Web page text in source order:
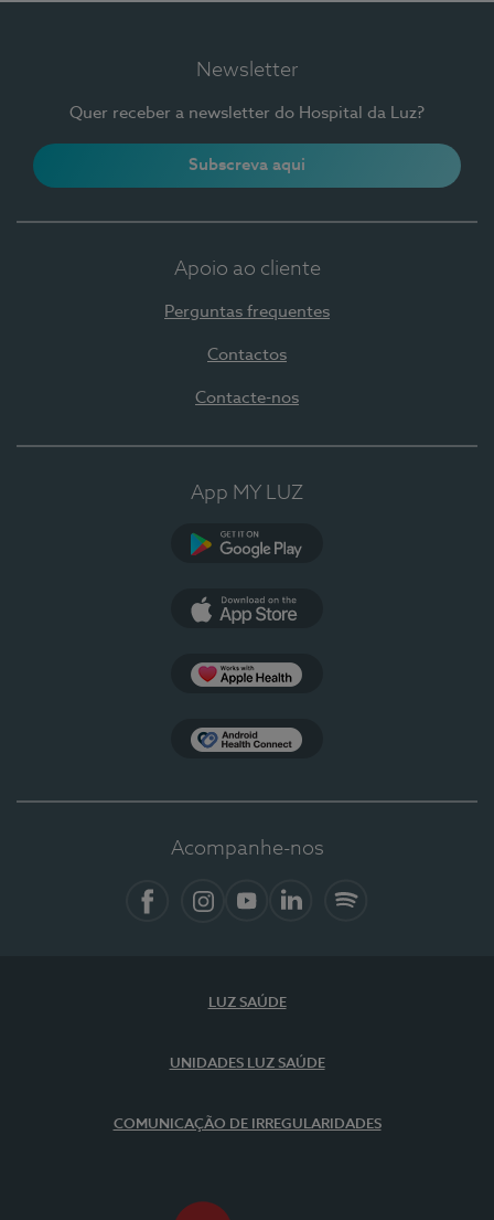
Newsletter
Quer receber a newsletter do Hospital da Luz?
Subscreva aqui
Apoio ao cliente
Perguntas frequentes
Contactos
Contacte-nos
App MY LUZ
Acompanhe-nos
LUZ SAÚDE
UNIDADES LUZ SAÚDE
COMUNICAÇÃO DE IRREGULARIDADES